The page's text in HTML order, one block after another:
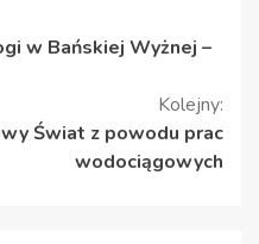
w Bańskiej Wyżnej –
Kolejny:
Świat z powodu prac
wodociągowych